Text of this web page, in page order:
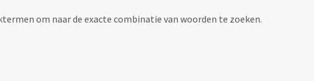
om naar de exacte combinatie van woorden te zoeken.